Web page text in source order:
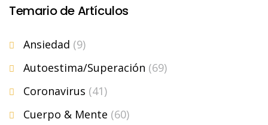
Temario de Artículos
Ansiedad (9)
Autoestima/Superación (69)
Coronavirus (41)
Cuerpo & Mente (60)